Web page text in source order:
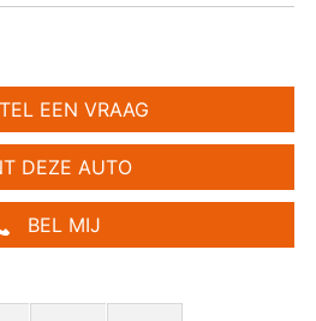
EEN VRAAG
DEZE AUTO
BEL MIJ